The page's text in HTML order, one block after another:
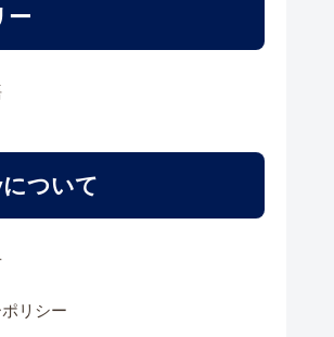
ー
ついて
リシー